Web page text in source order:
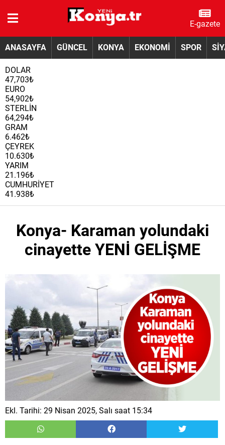
E-gazete
ANASAYFA GÜNCEL KONYA EKONOMİ SPOR
DOLAR
47,703₺
EURO
54,902₺
STERLİN
64,294₺
GRAM
6.462₺
ÇEYREK
10.630₺
YARIM
21.196₺
CUMHURİYET
41.938₺
Konya- Karaman yolundaki
cinayette YENİ GELİŞME
Ekl. Tarihi: 29 Nisan 2025, Salı saat 15:34